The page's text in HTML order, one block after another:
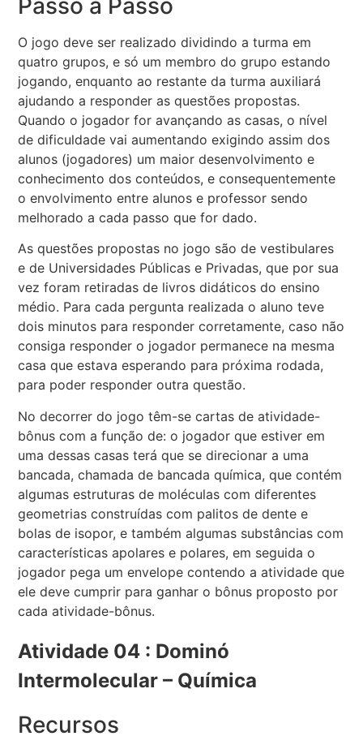
Passo a Passo
O jogo deve ser realizado dividindo a turma em
quatro grupos, e só um membro do grupo estando
jogando, enquanto ao restante da turma auxiliará
ajudando a responder as questões propostas.
Quando o jogador for avançando as casas, o nível
de dificuldade vai aumentando exigindo assim dos
alunos (jogadores) um maior desenvolvimento e
conhecimento dos conteúdos, e consequentemente
o envolvimento entre alunos e professor sendo
melhorado a cada passo que for dado.
As questões propostas no jogo são de vestibulares
e de Universidades Públicas e Privadas, que por sua
vez foram retiradas de livros didáticos do ensino
médio. Para cada pergunta realizada o aluno teve
dois minutos para responder corretamente, caso não
consiga responder o jogador permanece na mesma
casa que estava esperando para próxima rodada,
para poder responder outra questão.
No decorrer do jogo têm-se cartas de atividade-
bônus com a função de: o jogador que estiver em
uma dessas casas terá que se direcionar a uma
bancada, chamada de bancada química, que contém
algumas estruturas de moléculas com diferentes
geometrias construídas com palitos de dente e
bolas de isopor, e também algumas substâncias com
características apolares e polares, em seguida o
jogador pega um envelope contendo a atividade que
ele deve cumprir para ganhar o bônus proposto por
cada atividade-bônus.
Atividade 04 : Dominó
Intermolecular – Química
Recursos